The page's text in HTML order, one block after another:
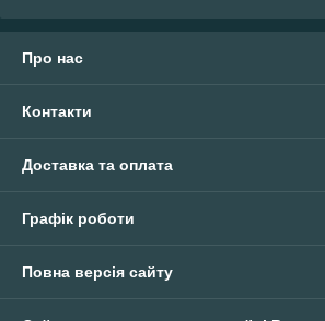
Про нас
Контакти
Доставка та оплата
Графік роботи
Повна версія сайту